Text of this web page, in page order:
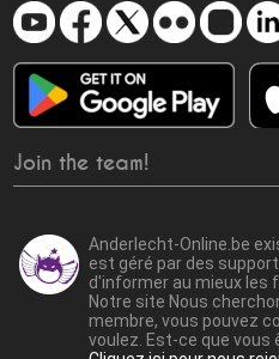
Join the team!
Anderlecht-Online.be
est géré par des
d'informer au mieux les
Notre site Nous
membre, vous pouvez
voulez. Est-ce que